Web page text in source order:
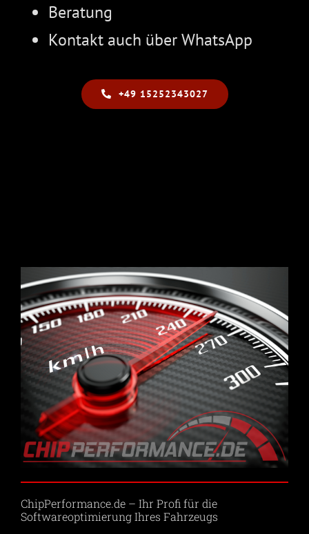
Beratung
Kontakt auch über WhatsApp
+49 15252343027
ChipPerformance.de – Ihr Profi für die
Softwareoptimierung Ihres Fahrzeugs